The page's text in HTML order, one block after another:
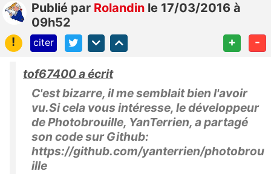
Publié par Rolandin le 17/03/2016 à
09h52
!
citer + -
tof67400 a écrit
C'est bizarre, il me semblait bien l'avoir
vu.Si cela vous intéresse, le développeur
de Photobrouille, YanTerrien, a partagé
son code sur Github:
https://github.com/yanterrien/photobrou
ille